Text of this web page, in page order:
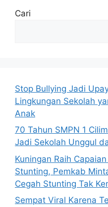
Cari
Stop Bullying Jadi
Lingkungan Sekolah
Anak
70 Tahun SMPN 1
Jadi Sekolah Unggul
Kuningan Raih
Stunting, Pemkab
Cegah Stunting Tak
Sempat Viral Karena